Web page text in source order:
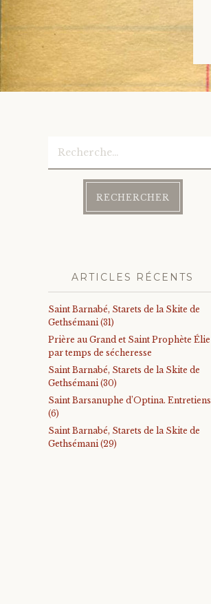
Rechercher :
ARTICLES RÉCENTS
Saint Barnabé, Starets de la Skite de
Gethsémani (31)
Prière au Grand et Saint Prophète Élie
par temps de sécheresse
Saint Barnabé, Starets de la Skite de
Gethsémani (30)
Saint Barsanuphe d’Optina. Entretiens
(6)
Saint Barnabé, Starets de la Skite de
Gethsémani (29)